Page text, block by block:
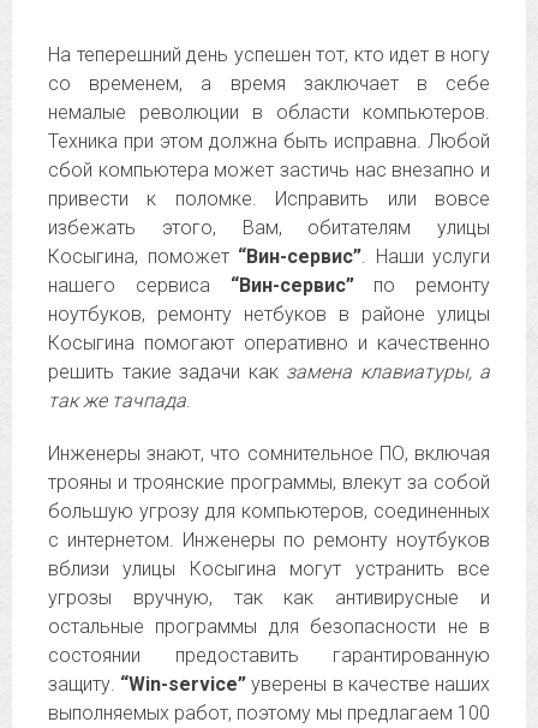
На теперешний день успешен тот, кто идет в ногу
со временем, а время заключает в себе
немалые революции в области компьютеров.
Техника при этом должна быть исправна. Любой
сбой компьютера может застичь нас внезапно и
привести к поломке. Исправить или вовсе
избежать этого, Вам, обитателям улицы
Косыгина, поможет “Вин-сервис”. Наши услуги
нашего сервиса “Вин-сервис”по ремонту
ноутбуков, ремонту нетбуков в районе улицы
Косыгина помогают оперативно и качественно
решить такие задачи как замена клавиатуры, а
так же тачпада.
Инженеры знают, что сомнительное ПО, включая
трояны и троянские программы, влекут за собой
большую угрозу для компьютеров, соединенных
с интернетом. Инженеры по ремонту ноутбуков
вблизи улицы Косыгина могут устранить все
угрозы вручную, так как антивирусные и
остальные программы для безопасности не в
состоянии предоставить гарантированную
защиту. “Win-service” уверены в качестве наших
выполняемых работ, поэтому мы предлагаем 100